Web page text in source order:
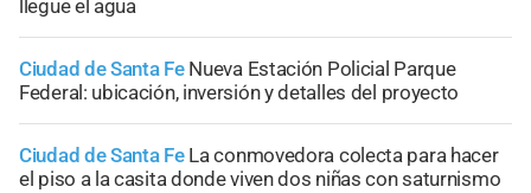
llegue el agua
Ciudad de Santa Fe Nueva Estación Policial Parque
Federal: ubicación, inversión y detalles del proyecto
Ciudad de Santa Fe La conmovedora colecta para hacer
el piso a la casita donde viven dos niñas con saturnismo